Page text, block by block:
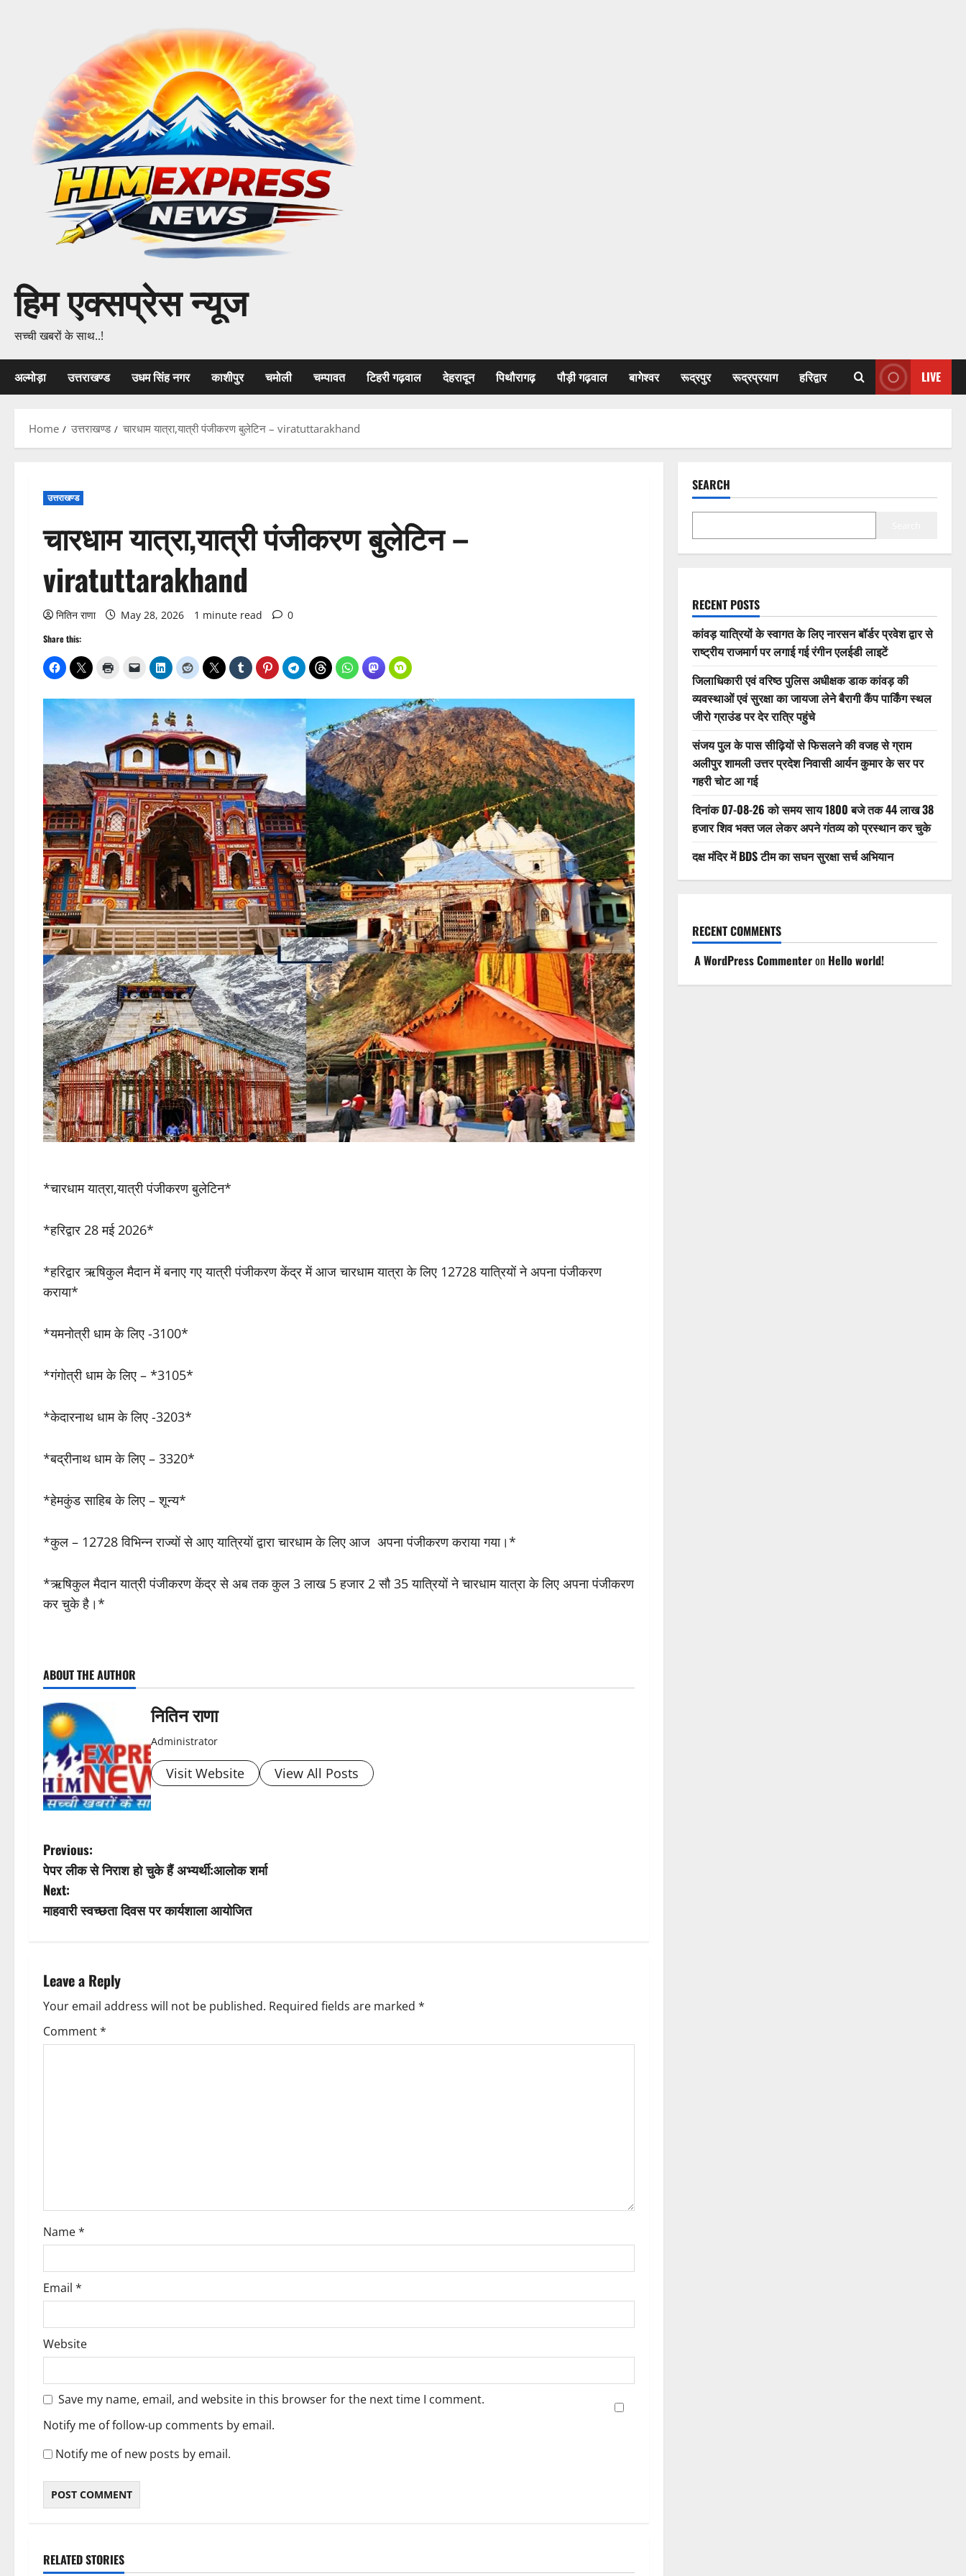
हिम एक्सप्रेस न्यूज
सच्ची खबरों के साथ..!
अल्मोड़ा उत्तराखण्ड उधम सिंह नगर काशीपुर चमोली चम्पावत टिहरी गढ़वाल देहरादून पिथौरागढ़ पौड़ी गढ़वाल बागेश्वर रूद्रपुर रूद्रप्रयाग हरिद्वार LIVE
Home उत्तराखण्ड चारधाम यात्रा,यात्री पंजीकरण बुलेटिन – viratuttarakhand
उत्तराखण्ड
चारधाम यात्रा,यात्री पंजीकरण बुलेटिन –
viratuttarakhand
नितिन राणा May 28, 2026 1 minute read 0
Share this:
*चारधाम यात्रा,यात्री पंजीकरण बुलेटिन*
*हरिद्वार 28 मई 2026*
*हरिद्वार ऋषिकुल मैदान में बनाए गए यात्री पंजीकरण केंद्र में आज चारधाम यात्रा के लिए 12728 यात्रियों ने अपना पंजीकरण
कराया*
*यमनोत्री धाम के लिए -3100*
*गंगोत्री धाम के लिए – *3105*
*केदारनाथ धाम के लिए -3203*
*बद्रीनाथ धाम के लिए – 3320*
*हेमकुंड साहिब के लिए – शून्य*
*कुल – 12728 विभिन्न राज्यों से आए यात्रियों द्वारा चारधाम के लिए आज अपना पंजीकरण कराया गया।*
*ऋषिकुल मैदान यात्री पंजीकरण केंद्र से अब तक कुल 3 लाख 5 हजार 2 सौ 35 यात्रियों ने चारधाम यात्रा के लिए अपना पंजीकरण
कर चुके है।*
o
s
t
n
a
v
i
g
i
o
n
ABOUT THE AUTHOR
नितिन राणा
Administrator
Visit Website View All Posts
P
o
s
n
a
v
o
n
Previous:
पेपर लीक से निराश हो चुके हैं अभ्यर्थी:आलोक शर्मा
Next:
माहवारी स्वच्छता दिवस पर कार्यशाला आयोजित
Leave a Reply
Your email address will not be published. Required fields are marked *
Comment*
Name*
Email *
Website
Save my name, email, and website in this browser for the next time I comment.
Notify me of follow-up comments by email.
Notify me of new posts by email.
RELATED STORIES
SEARCH
RECENT POSTS
कांवड़ यात्रियों के स्वागत के लिए नारसन बॉर्डर प्रवेश द्वार से
राष्ट्रीय राजमार्ग पर लगाई गई रंगीन एलईडी लाइटें
जिलाधिकारी एवं वरिष्ठ पुलिस अधीक्षक डाक कांवड़ की
व्यवस्थाओं एवं सुरक्षा का जायजा लेने बैरागी कैंप पार्किंग स्थल
जीरो ग्राउंड पर देर रात्रि पहुंचे
संजय पुल के पास सीढ़ियों से फिसलने की वजह से ग्राम
अलीपुर शामली उत्तर प्रदेश निवासी आर्यन कुमार के सर पर
गहरी चोट आ गई
दिनांक 07-08-26 को समय साय 1800 बजे तक 44 लाख 38
हजार शिव भक्त जल लेकर अपने गंतव्य को प्रस्थान कर चुके
दक्ष मंदिर में BDS टीम का सघन सुरक्षा सर्च अभियान
RECENT COMMENTS
A WordPress Commenteron Hello world!